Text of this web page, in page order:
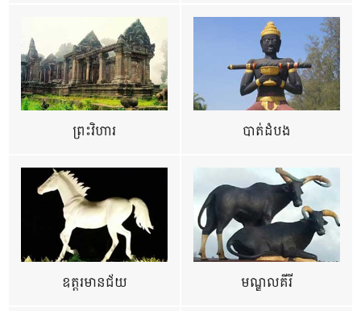
ព្រះវិហារ បាត់ដំបង
ឧត្ដរមានជ័យ មណ្ឌលគីរី